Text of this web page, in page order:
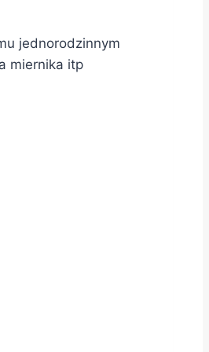
jednorodzinnym
miernika itp